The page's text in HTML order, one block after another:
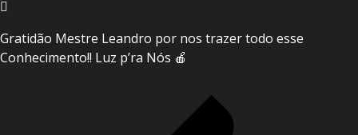
Gratidão Mestre Leandro por nos trazer todo esse
Conhecimento!! Luz p’ra Nós 🍎